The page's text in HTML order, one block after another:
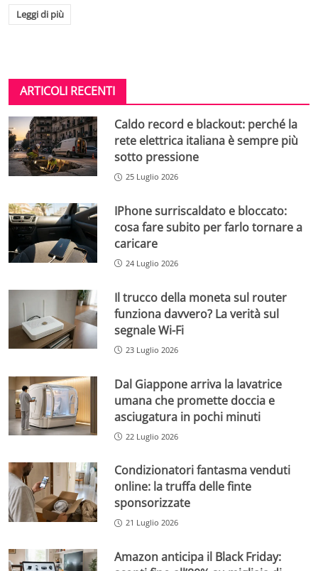
Leggi di più
ARTICOLI RECENTI
Caldo record e blackout: perché la
rete elettrica italiana è sempre più
sotto pressione
25 Luglio 2026
IPhone surriscaldato e bloccato:
cosa fare subito per farlo tornare a
caricare
24 Luglio 2026
Il trucco della moneta sul router
funziona davvero? La verità sul
segnale Wi-Fi
23 Luglio 2026
Dal Giappone arriva la lavatrice
umana che promette doccia e
asciugatura in pochi minuti
22 Luglio 2026
Condizionatori fantasma venduti
online: la truffa delle finte
sponsorizzate
21 Luglio 2026
Amazon anticipa il Black Friday: